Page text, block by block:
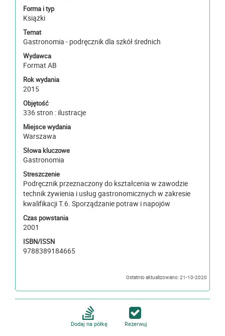
Forma i typ
Książki
Temat
Gastronomia - podręcznik dla szkół średnich
Wydawca
Format AB
Rok wydania
2015
Objętość
336 stron : ilustracje
Miejsce wydania
Warszawa
Słowa kluczowe
Gastronomia
Streszczenie
Podręcznik przeznaczony do kształcenia w zawodzie
technik żywienia i usług gastronomicznych w zakresie
kwalifikacji T.6. Sporządzanie potraw i napojów
Czas powstania
2001
ISBN/ISSN
9788389184665
Ostatnio aktualizowano: 21-10-2020
Dodaj na półkę Rezerwuj